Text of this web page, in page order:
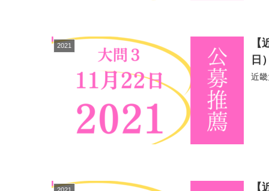
2021
日
近
2021